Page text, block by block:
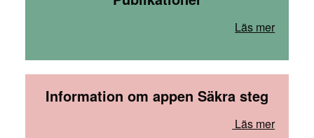
Läs mer
Information om appen Säkra steg
Läs mer